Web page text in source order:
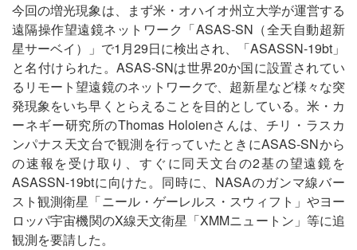
今回の増光現象は、まず米・オハイオ州立大学が運営する
遠隔操作望遠鏡ネットワーク「ASAS-SN（全天自動超新
星サーベイ）」で1月29日に検出され、「ASASSN-19bt」
と名付けられた。ASAS-SNは世界20か国に設置されてい
るリモート望遠鏡のネットワークで、超新星など様々な突
発現象をいち早くとらえることを目的としている。米・カ
ーネギー研究所のThomas Holoienさんは、チリ・ラスカ
ンパナス天文台で観測を行っていたときにASAS-SNから
の速報を受け取り、すぐに同天文台の2基の望遠鏡を
ASASSN-19btに向けた。同時に、NASAのガンマ線バー
スト観測衛星「ニール・ゲーレルス・スウィフト」やヨー
ロッパ宇宙機関のX線天文衛星「XMMニュートン」等に追
観測を要請した。